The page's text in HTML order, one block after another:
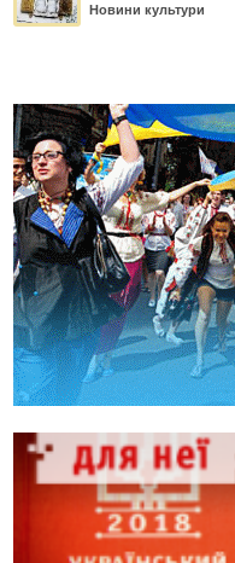
Новини культури